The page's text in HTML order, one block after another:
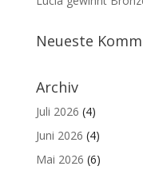
Neueste
Archiv
Juli 2026 (4)
Juni 2026 (4)
Mai 2026 (6)